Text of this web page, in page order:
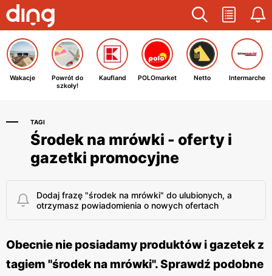
Wakacje
Powrót do
szkoły!
Kaufland POLOmarket Netto Intermarche
TAGI
Środek na mrówki - oferty i
gazetki promocyjne
Dodaj frazę "środek na mrówki" do ulubionych, a
otrzymasz powiadomienia o nowych ofertach
Obecnie nie posiadamy produktów i gazetek z
tagiem "środek na mrówki". Sprawdź podobne